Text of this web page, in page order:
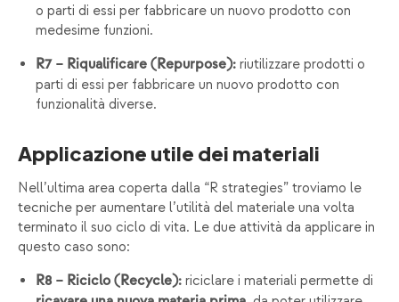
o parti di essi per fabbricare un nuovo prodotto con
medesime funzioni.
R7 – Riqualificare (Repurpose): riutilizzare prodotti o
parti di essi per fabbricare un nuovo prodotto con
funzionalità diverse.
Applicazione utile dei materiali
Nell’ultima area coperta dalla “R strategies” troviamo le
tecniche per aumentare l’utilità del materiale una volta
terminato il suo ciclo di vita. Le due attività da applicare in
questo caso sono:
R8 – Riciclo (Recycle): riciclare i materiali permette di